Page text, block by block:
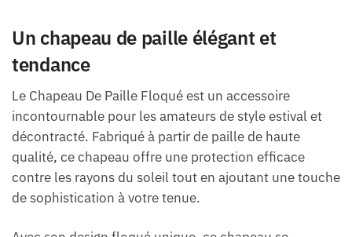
Un chapeau de paille élégant et
tendance
Le Chapeau De Paille Floqué est un accessoire
incontournable pour les amateurs de style estival et
décontracté. Fabriqué à partir de paille de haute
qualité, ce chapeau offre une protection efficace
contre les rayons du soleil tout en ajoutant une touche
de sophistication à votre tenue.